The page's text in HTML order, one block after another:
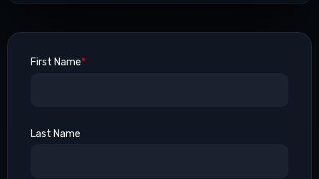
First Name*
Last Name